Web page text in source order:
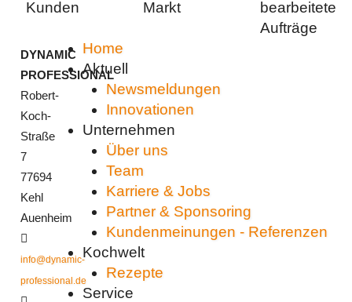
Kunden
Markt
bearbeitete
Aufträge
DYNAMIC
PROFESSIONAL
Robert-
Koch-
Straße
7
77694
Kehl
Auenheim
info@dynamic-
professional.de
Home
Aktuell
Newsmeldungen
Innovationen
Unternehmen
Über uns
Team
Karriere & Jobs
Partner & Sponsoring
Kundenmeinungen - Referenzen
Kochwelt
Rezepte
Service